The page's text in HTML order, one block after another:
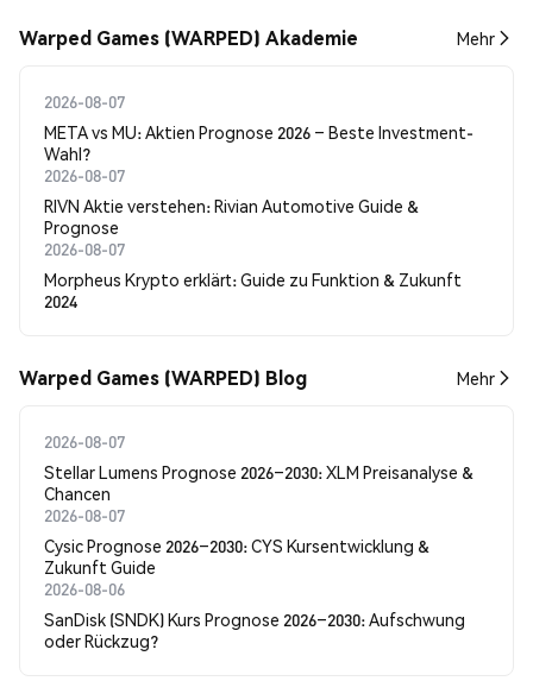
Warped Games (WARPED) Akademie Mehr
2026-08-07
META vs MU: Aktien Prognose 2026 – Beste Investment-
Wahl?
2026-08-07
RIVN Aktie verstehen: Rivian Automotive Guide &
Prognose
2026-08-07
Morpheus Krypto erklärt: Guide zu Funktion & Zukunft
2024
Warped Games (WARPED) Blog Mehr
2026-08-07
Stellar Lumens Prognose 2026–2030: XLM Preisanalyse &
Chancen
2026-08-07
Cysic Prognose 2026–2030: CYS Kursentwicklung &
Zukunft Guide
2026-08-06
SanDisk (SNDK) Kurs Prognose 2026–2030: Aufschwung
oder Rückzug?